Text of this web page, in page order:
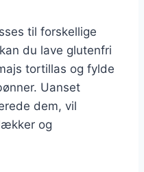
til forskellige
du lave glutenfri
tortillas og fylde
Uanset
dem, vil
og